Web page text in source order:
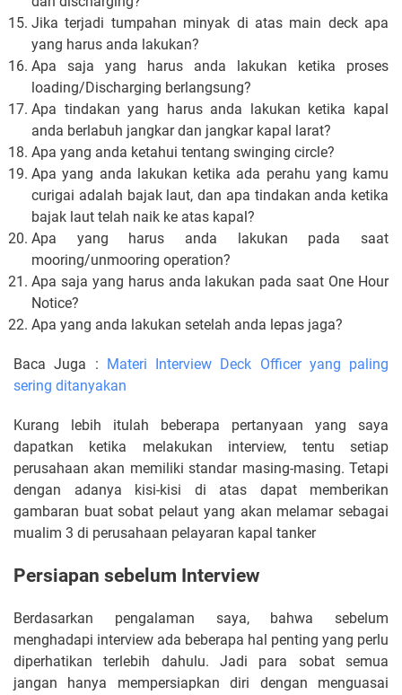
Jika terjadi tumpahan minyak di atas main deck apa
yang harus anda lakukan?
Apa saja yang harus anda lakukan ketika proses
loading/Discharging berlangsung?
Apa tindakan yang harus anda lakukan ketika kapal
anda berlabuh jangkar dan jangkar kapal larat?
Apa yang anda ketahui tentang swinging circle?
Apa yang anda lakukan ketika ada perahu yang kamu
curigai adalah bajak laut, dan apa tindakan anda ketika
bajak laut telah naik ke atas kapal?
Apa yang harus anda lakukan pada saat
mooring/unmooring operation?
Apa saja yang harus anda lakukan pada saat One Hour
Notice?
Apa yang anda lakukan setelah anda lepas jaga?
Baca Juga : Materi Interview Deck Officer yang paling
sering ditanyakan
Kurang lebih itulah beberapa pertanyaan yang saya
dapatkan ketika melakukan interview, tentu setiap
perusahaan akan memiliki standar masing-masing. Tetapi
dengan adanya kisi-kisi di atas dapat memberikan
gambaran buat sobat pelaut yang akan melamar sebagai
mualim 3 di perusahaan pelayaran kapal tanker
Persiapan sebelum Interview
Berdasarkan pengalaman saya, bahwa sebelum
menghadapi interview ada beberapa hal penting yang perlu
diperhatikan terlebih dahulu. Jadi para sobat semua
jangan hanya mempersiapkan diri dengan menguasai